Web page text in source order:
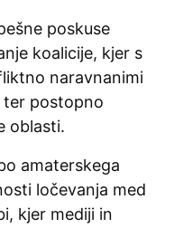
poskuse
koalicije, kjer s
naravnanimi
ter postopno
oblasti.
amaterskega
ločevanja med
kjer mediji in